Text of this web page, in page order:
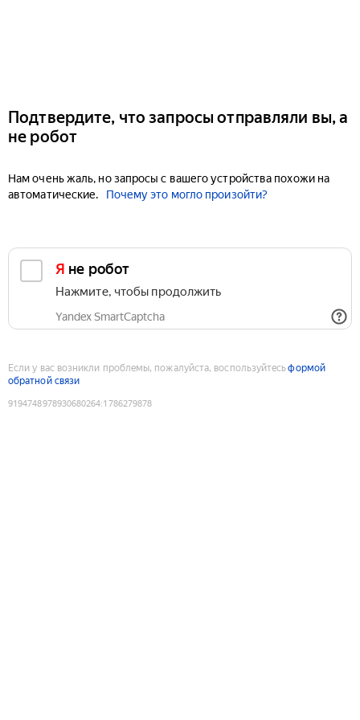
Подтвердите, что запросы отправляли вы, а
не робот
Нам очень жаль, но запросы с вашего устройства похожи на
автоматические.
Почему это могло произойти?
Я не робот
Нажмите, чтобы продолжить
Yandex SmartCaptcha
Если у вас возникли проблемы, пожалуйста, воспользуйтесьформой
обратной связи
9194748978930680264:1786279878